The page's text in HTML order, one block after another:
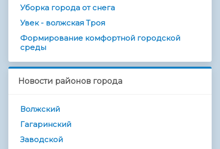
Уборка города от снега
Увек - волжская Троя
Формирование комфортной городской
среды
Новости районов города
Волжский
Гагаринский
Заводской